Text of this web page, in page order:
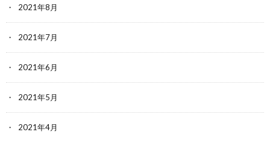
2021年8月
2021年7月
2021年6月
2021年5月
2021年4月